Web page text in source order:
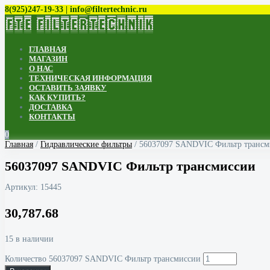
8(925)247-19-33 | info@filtertechnic.ru
ГЛАВНАЯ
МАГАЗИН
О НАС
ТЕХНИЧЕСКАЯ ИНФОРМАЦИЯ
ОСТАВИТЬ ЗАЯВКУ
КАК КУПИТЬ?
ДОСТАВКА
КОНТАКТЫ
0
Главная / Гидравлические фильтры / 56037097 SANDVIC Фильтр
56037097 SANDVIC Фильтр трансмиссии
Артикул: 15445
30,787.68
15 в наличии
Количество 56037097 SANDVIC Фильтр трансмиссии